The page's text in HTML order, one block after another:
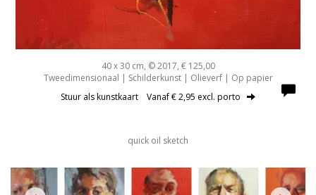
40 x 30 cm, © 2017, € 125,00
Tweedimensionaal | Schilderkunst | Olieverf | Op papier
Stuur als kunstkaart Vanaf € 2,95 excl. porto
quick oil sketch